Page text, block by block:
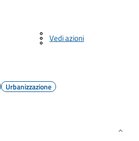
Vedi azioni
Urbanizzazione